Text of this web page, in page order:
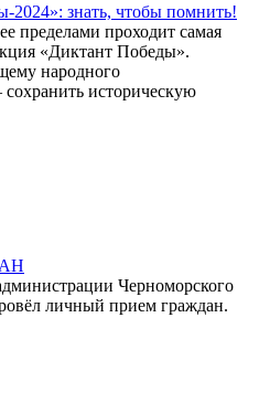
2024»: знать, чтобы помнить!
пределами проходит самая
«Диктант Победы».
народного
историческую
Черноморского
личный прием граждан.